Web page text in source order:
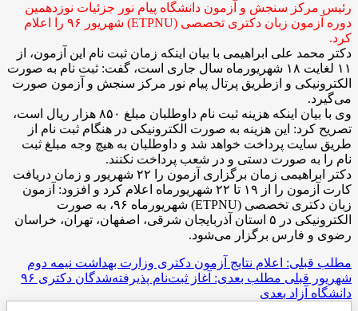
رئیس مرکز سنجش و آزمون دانشگاه پیام نور جزئیات نوزدهمین
دوره آزمون زبان دکتری تخصصی (ETPNU) شهریور ۹۶ را اعلام
کرد.
دکتر محمد علی ابراهیمی با بیان اینکه زمان ثبت نام این آزمون، از
۱۱ لغایت ۱۸ شهریورماه سال جاری است، گفت: ثبت نام به صورت
الکترونیکی و ازطریق پرتال پیام نور مرکز سنجش و آزمون صورت
می‌گیرد.
وی با بیان اینکه هزینه ثبت نام داوطلبان مبلغ ۸۵۰ هزار ریال است،
تصریح کرد: این هزینه به صورت الکترونیکی در هنگام ثبت نام از
طریق سایت پرداخت خواهد شد و داوطلبان به هیچ وجه مبلغ ثبت
نام را به صورت دستی و در شعب پرداخت نکنند.
دکتر ابراهیمی زمان برگزاری آزمون را ۲۲ شهریور و زمان دریافت
کارت آزمون را از ۱۹ تا ۲۲ شهریورماه اعلام کرد و افزود: آزمون
زبان دکتری تخصصی (ETPNU) شهریورماه ۹۶، به صورت
الکترونیکی در ۵ استان آذربایجان شرقی، اصفهان، تهران، خراسان
رضوی و فارس برگزار می‌شود.
مطلب قبلی: اعلام نتایج آزمون دکتری وزارت بهداشت نیمه دوم
شهریور قبلی
مطلب بعدی: آغاز ثبت‌نام پذیرفته‌شدگان دکتری ۹۶
دانشگاه آزاد بعدی